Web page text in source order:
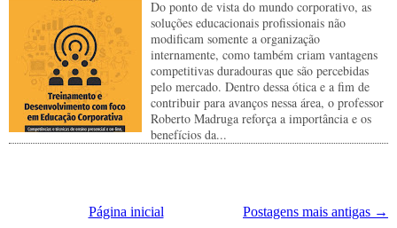
Do ponto de vista do mundo corporativo, as
soluções educacionais profissionais não
modificam somente a organização
internamente, como também criam vantagens
competitivas duradouras que são percebidas
pelo mercado. Dentro dessa ótica e a fim de
contribuir para avanços nessa área, o professor
Roberto Madruga reforça a importância e os
benefícios da...
Postagens mais antigas →
Página inicial